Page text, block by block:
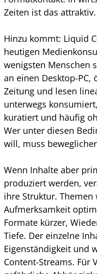
Zeiten ist das attraktiv.
Hinzu kommt: Liquid
heutigen
wenigsten Menschen
an einen Desktop-
Zeitung und lesen
unterwegs
kuratiert und häufig
Wer unter diesen
will, muss
Wenn Inhalte aber
produziert werden,
ihre Struktur.
Aufmerksamkeit
Formate kürzer,
Tiefe. Der einzelne
Eigenständigkeit und
Content-Streams. Für